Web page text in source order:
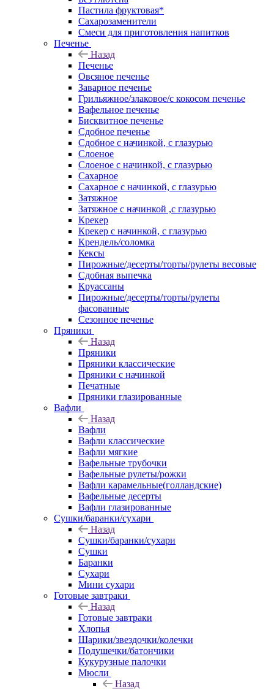
Пастила фруктовая*
Сахарозаменители
Смеси для приготовления напитков
Печенье
Назад
Печенье
Овсяное печенье
Заварное печенье
Грильяжное/злаковое/с кокосом печенье
Вафельное печенье
Бисквитное печенье
Сдобное печенье
Сдобное с начинкой, с глазурью
Слоеное
Слоеное с начинкой, с глазурью
Сахарное
Сахарное с начинкой, с глазурью
Затяжное
Затяжное с начинкой ,с глазурью
Крекер
Крекер с начинкой, с глазурью
Крендель/соломка
Кексы
Пирожные/десерты/торты/рулеты весовые
Сдобная выпечка
Круассаны
Пирожные/десерты/торты/рулеты
фасованные
Сезонное печенье
Пряники
Назад
Пряники
Пряники классические
Пряники с начинкой
Печатные
Пряники глазированные
Вафли
Назад
Вафли
Вафли классические
Вафли мягкие
Вафельные трубочки
Вафельные рулеты/рожки
Вафли карамельные(голландские)
Вафельные десерты
Вафли глазированные
Сушки/баранки/сухари
Назад
Сушки/баранки/сухари
Сушки
Баранки
Сухари
Мини сухари
Готовые завтраки
Назад
Готовые завтраки
Хлопья
Шарики/звездочки/колечки
Подушечки/батончики
Кукурузные палочки
Мюсли
Назад